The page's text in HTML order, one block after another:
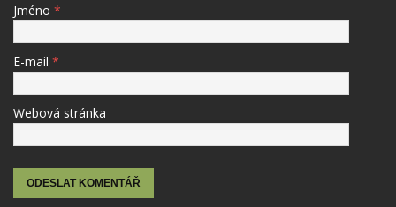
Jméno *
E-mail *
Webová stránka